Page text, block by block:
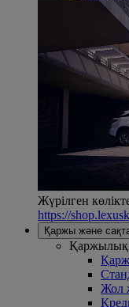
Жүрілген
https://
Қаржы және
Қаржылық
Жол